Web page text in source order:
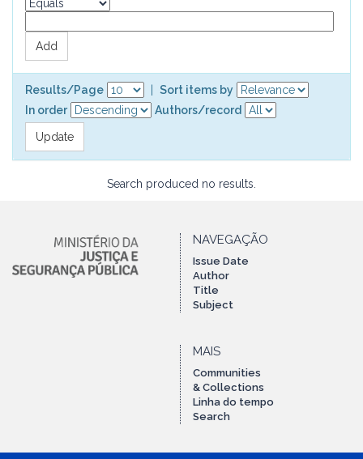
Results/Page
Sort items by
In order
Authors/record
Search produced no results.
NAVEGAÇÃO
Issue Date
Author
Title
Subject
MAIS
Communities
& Collections
Linha do tempo
Search